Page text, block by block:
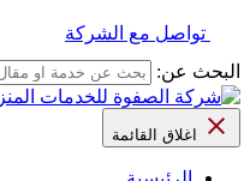
تواصل مع الشركة
البحث عن:
اغلاق القائمة